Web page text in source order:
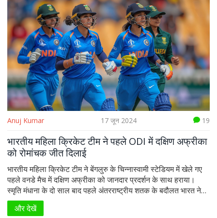
Anuj Kumar 17 जून 2024 19
भारतीय महिला क्रिकेट टीम ने पहले ODI में दक्षिण अफ्रीका
को रोमांचक जीत दिलाई
भारतीय महिला क्रिकेट टीम ने बेंगलुरु के चिन्नास्वामी स्टेडियम में खेले गए
पहले वनडे मैच में दक्षिण अफ्रीका को जानदार प्रदर्शन के साथ हराया।
स्मृति मंधाना के दो साल बाद पहले अंतरराष्ट्रीय शतक के बदौलत भारत ने
265 रन बनाए, जबकि दक्षिण अफ्रीका 143 रनों से हार गई। मंधाना को
'प्लेयर ऑफ द मैच' का खिताब मिला।
और देखें